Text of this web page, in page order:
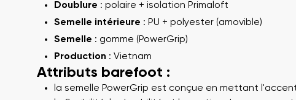
Doublure : polaire + isolation Primaloft
Semelle intérieure : PU + polyester (amovible)
Semelle : gomme (PowerGrip)
Production : Vietnam
Attributs barefoot :
la semelle PowerGrip est conçue en mettant